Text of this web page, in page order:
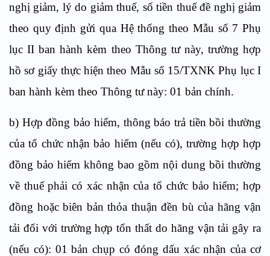
nghị giảm, lý do giảm thuế, số tiền thuế đề nghị giảm
theo quy định gửi qua Hệ thống theo Mẫu số 7 Phụ
lục II ban hành kèm theo Thông tư này, trường hợp
hồ sơ giấy thực hiện theo Mẫu số 15/TXNK Phụ lục I
ban hành kèm theo Thông tư này: 01 bản chính.
b) Hợp đồng bảo hiểm, thông báo trả tiền bồi thường
của tổ chức nhận bảo hiểm (nếu có), trường hợp hợp
đồng bảo hiểm không bao gồm nội dung bồi thường
về thuế phải có xác nhận của tổ chức bảo hiểm; hợp
đồng hoặc biên bản thỏa thuận đền bù của hãng vận
tải đối với trường hợp tổn thất do hãng vận tải gây ra
(nếu có): 01 bản chụp có đóng dấu xác nhận của cơ